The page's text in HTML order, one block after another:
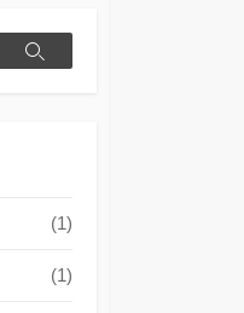
検
(1)
(1)